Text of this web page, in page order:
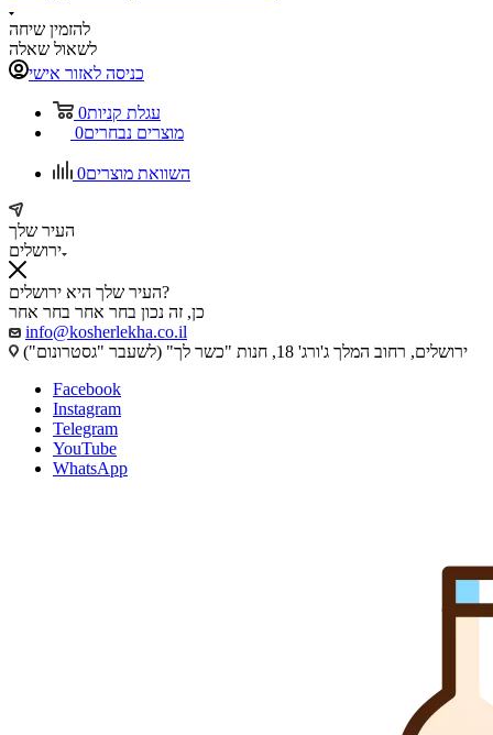
להזמין שיחה
לשאול שאלה
כניסה לאזור אישי
עגלת קניות0
מוצרים נבחרים0
השוואת מוצרים0
העיר שלך
ירושלים
העיר שלך היא ירושלים?
כן, זה נכון בחר אחר בחר אחר
info@kosherlekha.co.il
ירושלים, רחוב המלך ג'ורג' 18, חנות "כשר לך" (לשעבר "גסטרונום")
Facebook
Instagram
Telegram
YouTube
WhatsApp